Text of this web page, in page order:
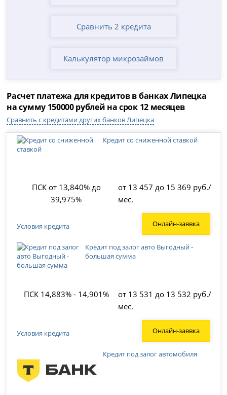
Сравнить 2 кредита
Калькулятор микрозаймов
Расчет платежа для кредитов в банках Липецка
на сумму 150000 рублей на срок 12 месяцев
Сравнить с кредитами других банков Липецка
Кредит со сниженной ставкой
ПСК от 13,840% до
39,975%
от 13 457 до 15 369 руб./
мес.
Условия кредита Онлайн-заявка
Кредит под залог авто Выгодный -
большая сумма
ПСК 14,883% - 14,901%
от 13 531 до 13 532 руб./
мес.
Условия кредита Онлайн-заявка
Кредит под залог автомобиля